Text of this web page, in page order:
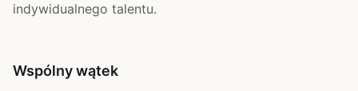
indywidualnego talentu.
Wspólny wątek